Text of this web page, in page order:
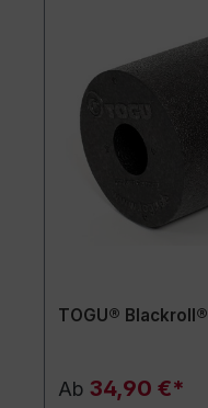
TOGU® Blackroll®
Ab 34,90 €*